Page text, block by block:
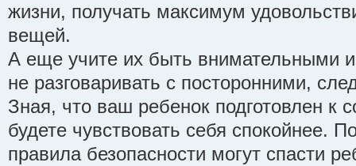
жизни, получать максимум
вещей.
А еще учите их быть внимательными
не разговаривать с посторонними,
Зная, что ваш ребенок подготовлен к
будете чувствовать себя спокойнее.
правила безопасности могут спасти